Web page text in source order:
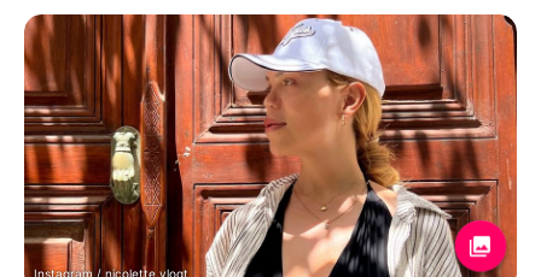
Instagram / nicolette.vlogt